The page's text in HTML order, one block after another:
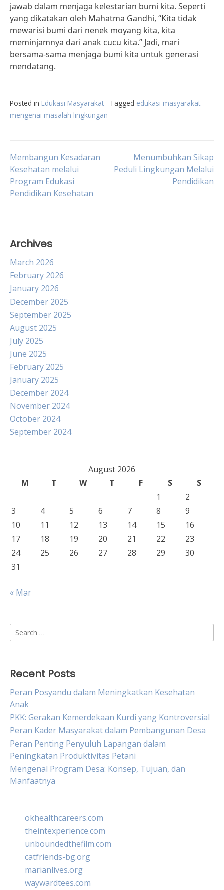
jawab dalam menjaga kelestarian bumi kita. Seperti
yang dikatakan oleh Mahatma Gandhi, “Kita tidak
mewarisi bumi dari nenek moyang kita, kita
meminjamnya dari anak cucu kita.” Jadi, mari
bersama-sama menjaga bumi kita untuk generasi
mendatang.
Posted in Edukasi Masyarakat Tagged edukasi masyarakat
mengenai masalah lingkungan
Post
navigation
Membangun Kesadaran
Kesehatan melalui
Program Edukasi
Pendidikan Kesehatan
Menumbuhkan Sikap
Peduli Lingkungan Melalui
Pendidikan
Archives
March 2026
February 2026
January 2026
December 2025
September 2025
August 2025
July 2025
June 2025
February 2025
January 2025
December 2024
November 2024
October 2024
September 2024
August 2026
M
T W T F S
S
1
2
3
4 5 6 7 8
9
10
11 12 13 14 15
16
17
18 19 20 21 22
23
24
25 26 27 28 29
30
31
« Mar
Search
for:
Recent Posts
Peran Posyandu dalam Meningkatkan Kesehatan
Anak
PKK: Gerakan Kemerdekaan Kurdi yang Kontroversial
Peran Kader Masyarakat dalam Pembangunan Desa
Peran Penting Penyuluh Lapangan dalam
Peningkatan Produktivitas Petani
Mengenal Program Desa: Konsep, Tujuan, dan
Manfaatnya
okhealthcareers.com
theintexperience.com
unboundedthefilm.com
catfriends-bg.org
marianlives.org
waywardtees.com